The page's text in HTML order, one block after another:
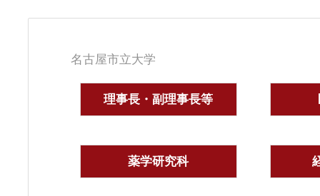
名古屋市立大学
理事長・副理事長等
薬学研究科